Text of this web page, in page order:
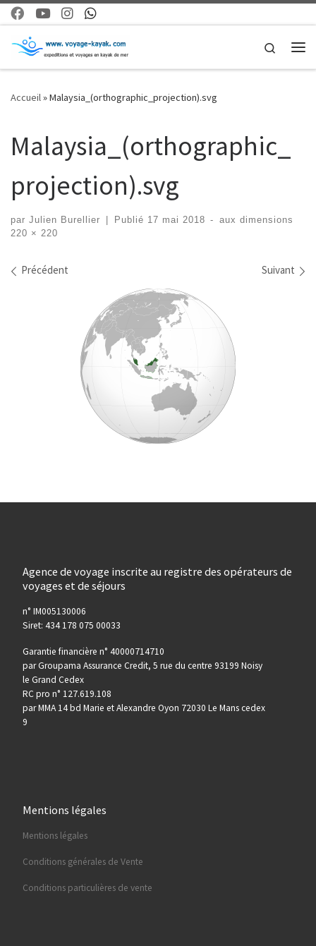
Skip to content
Search
Accueil»Malaysia_(orthographic_projection).svg
Malaysia_(orthographic_
projection).svg
par Julien Burellier Publié 17 mai 2018 -
aux dimensions
220 × 220
Navigation dans les images
Précédent Suivant
Agence de voyage inscrite au registre des opérateurs de
voyages et de séjours
n° IM005130006
Siret: 434 178 075 00033
Garantie financière n° 40000714710
par Groupama Assurance Credit, 5 rue du centre 93199 Noisy
le Grand Cedex
RC pro n° 127.619.108
par MMA 14 bd Marie et Alexandre Oyon 72030 Le Mans cedex
9
Mentions légales
Mentions légales
Conditions générales de Vente
Conditions particulières de vente